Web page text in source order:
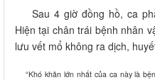
Sau 4 giờ đồng hồ, ca
Hiện tại chân trái bệnh nhân
lưu vết mổ không ra dịch,
“Khó khăn lớn nhất của ca này là